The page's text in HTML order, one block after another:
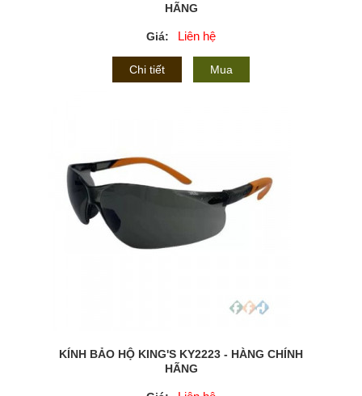
HÃNG
Giá: Liên hệ
Chi tiết Mua
KÍNH BẢO HỘ KING'S KY2223 - HÀNG CHÍNH
HÃNG